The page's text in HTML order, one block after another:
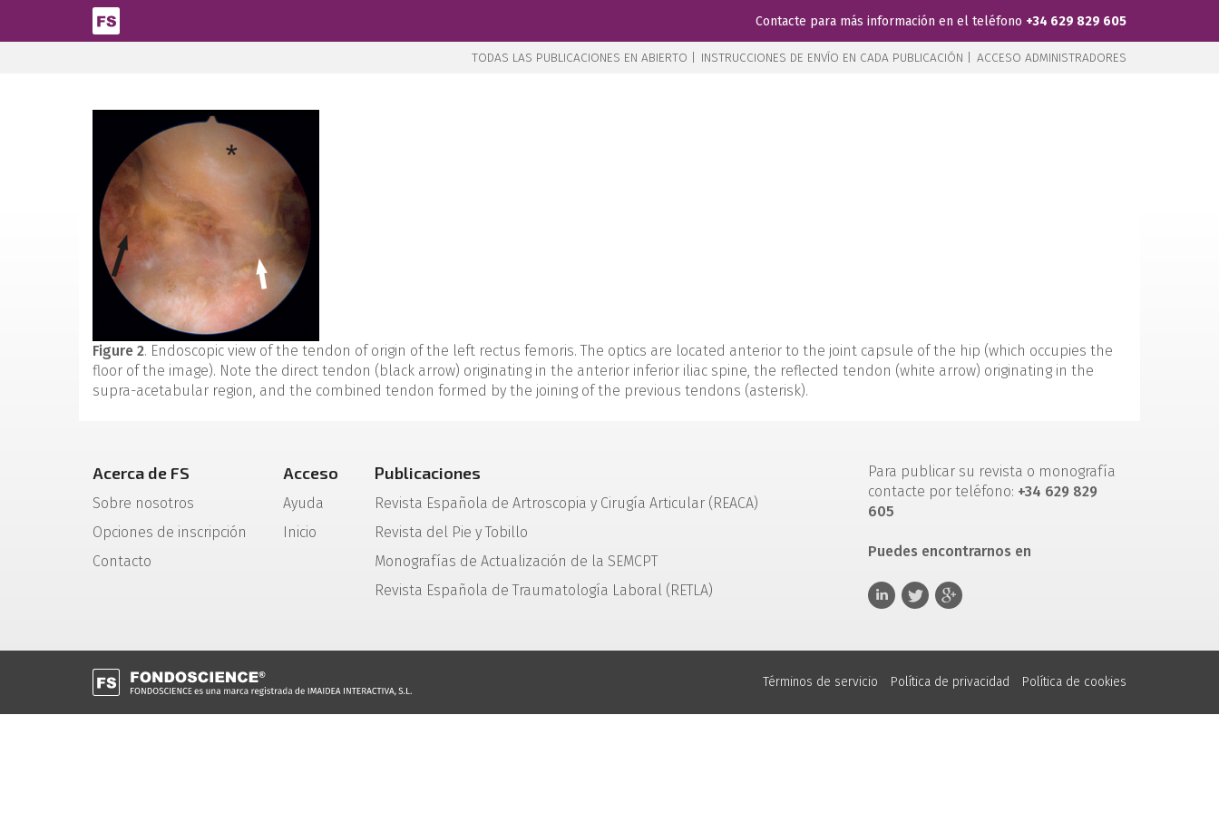
Pasar al contenido principal
Contacte para más información en el teléfono +34 629 829 605
TODAS LAS PUBLICACIONES EN ABIERTO | INSTRUCCIONES DE ENVÍO EN CADA PUBLICACIÓN | ACCESO ADMINISTRADORES
Figure 2. Endoscopic view of the tendon of origin of the left rectus femoris. The optics are located anterior to the joint capsule of the hip (which occupies the
floor of the image). Note the direct tendon (black arrow) originating in the anterior inferior iliac spine, the reflected tendon (white arrow) originating in the
supra-acetabular region, and the combined tendon formed by the joining of the previous tendons (asterisk).
Acerca de FS
Sobre nosotros
Opciones de inscripción
Contacto
Acceso
Ayuda
Inicio
Publicaciones
Revista Española de Artroscopia y Cirugía Articular (REACA)
Revista del Pie y Tobillo
Monografías de Actualización de la SEMCPT
Revista Española de Traumatología Laboral (RETLA)
Para publicar su revista o monografía
contacte por teléfono: +34 629 829
605
Puedes encontrarnos en
Términos de servicio Política de privacidad Política de cookies